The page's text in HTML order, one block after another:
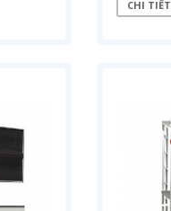
CHI TIẾT